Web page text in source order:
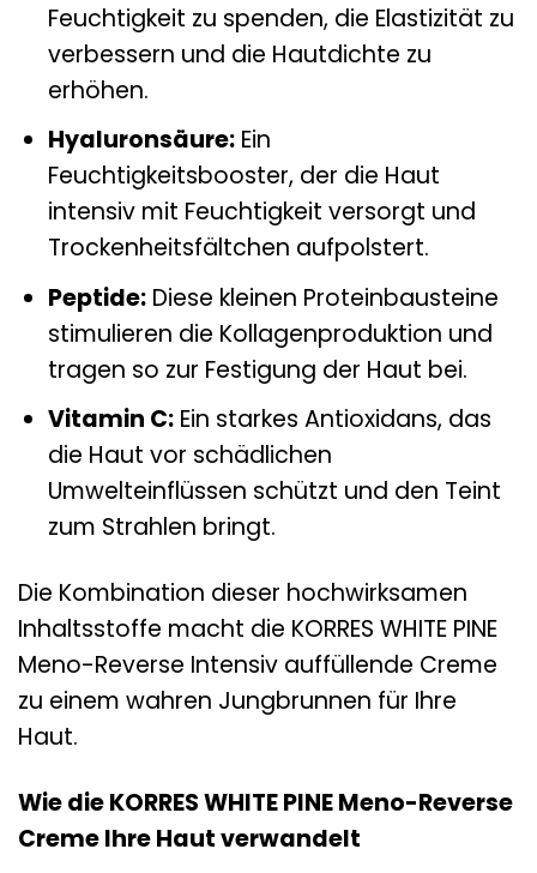
Feuchtigkeit zu spenden, die Elastizität zu
verbessern und die Hautdichte zu
erhöhen.
Hyaluronsäure:Ein
Feuchtigkeitsbooster, der die Haut
intensiv mit Feuchtigkeit versorgt und
Trockenheitsfältchen aufpolstert.
Peptide:Diese kleinen Proteinbausteine
stimulieren die Kollagenproduktion und
tragen so zur Festigung der Haut bei.
Vitamin C:Ein starkes Antioxidans, das
die Haut vor schädlichen
Umwelteinflüssen schützt und den Teint
zum Strahlen bringt.
Die Kombination dieser hochwirksamen
Inhaltsstoffe macht die KORRES WHITE PINE
Meno-Reverse Intensiv auffüllende Creme
zu einem wahren Jungbrunnen für Ihre
Haut.
Wie die KORRES WHITE PINE Meno-Reverse
Creme Ihre Haut verwandelt